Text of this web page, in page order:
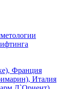
Франция
Италия